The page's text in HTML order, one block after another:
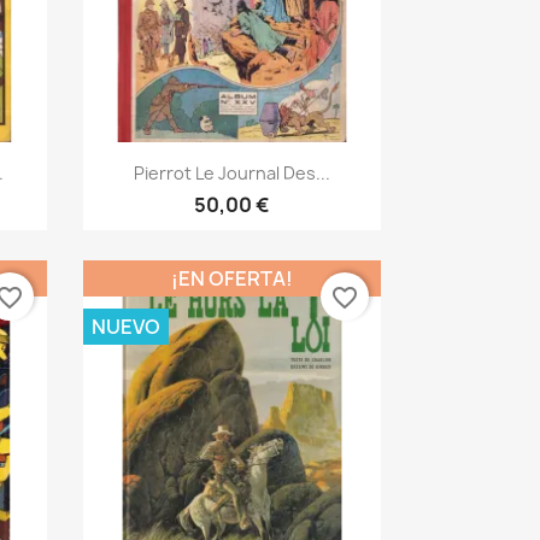
Vista rápida
Pierrot Le Journal Des...
50,00 €
¡EN OFERTA!
NUEVO
favorite_border